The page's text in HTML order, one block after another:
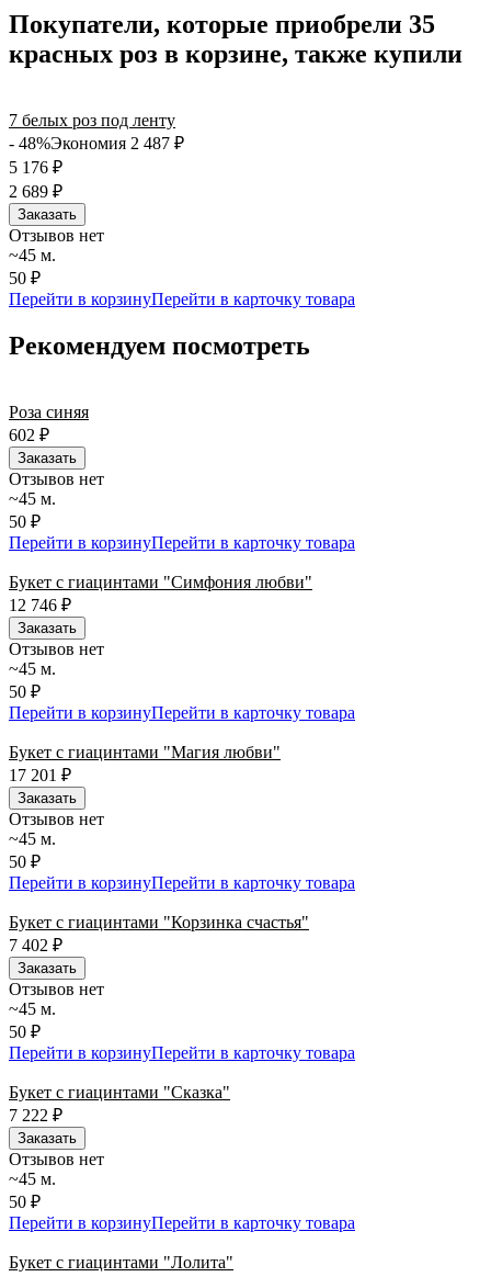
минут или день в день в удобный интервал. Если вам важно
вручить подарок ко времени, наш сервис доставки обеспечит
точность до минуты. Выбирайте, где купить и сколько стоит
Покупатели, которые приобрели 35
красных роз в корзине, также купили
7 белых роз под ленту
- 48%Экономия 2 487 ₽
5 176 ₽
2 689 ₽
Заказать
Отзывов нет
~45 м.
50 ₽
Перейти в корзинуПерейти в карточку товара
Рекомендуем посмотреть
Роза синяя
602 ₽
Заказать
Отзывов нет
~45 м.
50 ₽
Перейти в корзинуПерейти в карточку товара
Букет с гиацинтами "Симфония любви"
12 746 ₽
Заказать
Отзывов нет
~45 м.
50 ₽
Перейти в корзинуПерейти в карточку товара
Букет с гиацинтами "Магия любви"
17 201
₽
Заказать
Отзывов нет
~45 м.
50 ₽
Перейти в корзинуПерейти в карточку товара
Букет с гиацинтами "Корзинка счастья"
7 402 ₽
Заказать
Отзывов нет
~45 м.
50 ₽
Перейти в корзинуПерейти в карточку товара
Букет с гиацинтами "Сказка"
7 222 ₽
Заказать
Отзывов нет
~45 м.
50 ₽
Перейти в корзинуПерейти в карточку товара
Букет с гиацинтами "Лолита"